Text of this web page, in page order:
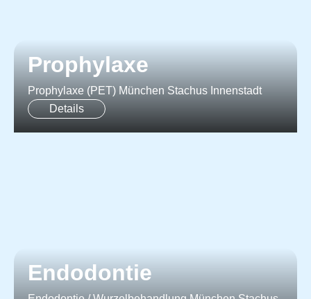
Prophylaxe
Prophylaxe (PET) München Stachus Innenstadt
Details
Endodontie